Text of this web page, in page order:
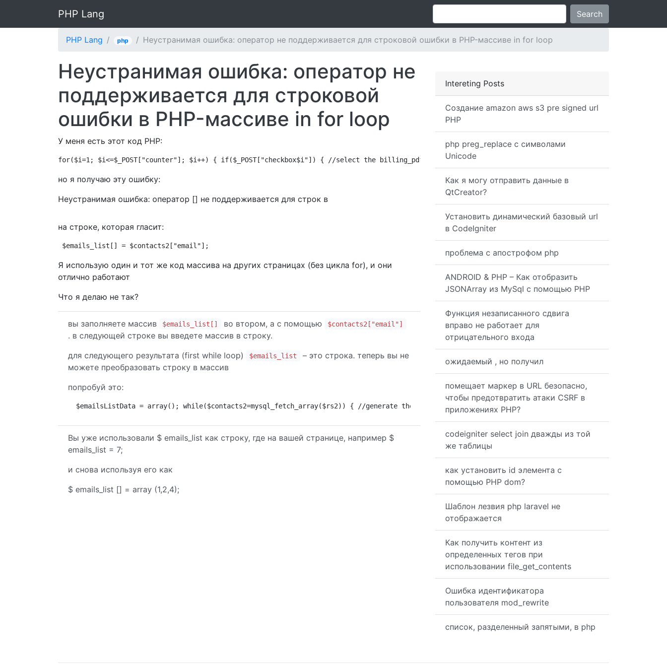
PHP Lang Search
PHP Lang php Неустранимая ошибка: оператор не поддерживается для строковой ошибки в PHP-массиве in for loop
Intereting Posts
Создание amazon aws s3 pre signed url
PHP
php preg_replace с символами
Unicode
Как я могу отправить данные в
QtCreator?
Установить динамический базовый url
в CodeIgniter
проблема с апострофом php
ANDROID & PHP – Как отобразить
JSONArray из MySql с помощью PHP
Функция незаписанного сдвига
вправо не работает для
отрицательного входа
ожидаемый , но получил
помещает маркер в URL безопасно,
чтобы предотвратить атаки CSRF в
приложениях PHP?
codeigniter select join дважды из той
же таблицы
как установить id элемента с
помощью PHP dom?
Шаблон лезвия php laravel не
отображается
Как получить контент из
определенных тегов при
использовании file_get_contents
Ошибка идентификатора
пользователя mod_rewrite
список, разделенный запятыми, в php
Неустранимая ошибка: оператор не
поддерживается для строковой
ошибки в PHP-массиве in for loop
У меня есть этот код PHP:
for($i=1; $i<=$_POST["counter"]; $i++) { if($_POST["checkbox$i"]) { //select the billing_pdf row $sql="SELECT * from billing_pdf_archive where
но я получаю эту ошибку:
Неустранимая ошибка: оператор [] не поддерживается для строк в
на строке, которая гласит:
$emails_list[] = $contacts2["email"];
Я использую один и тот же код массива на других страницах (без цикла for), и они
отлично работают
Что я делаю не так?
вы заполняете массив $emails_list[] во втором, а с помощью $contacts2["email"]
. в следующей строке вы введете массив в строку.
для следующего результата (first while loop)
$emails_list
– это строка. теперь вы не
можете преобразовать строку в массив
попробуй это:
$emailsListData = array(); while($contacts2=mysql_fetch_array($rs2)) { //generate the list of emails address in an array $emailsListData[] =
Вы уже использовали $ emails_list как строку, где на вашей странице, например $
emails_list = 7;
и снова используя его как
$ emails_list [] = array (1,2,4);